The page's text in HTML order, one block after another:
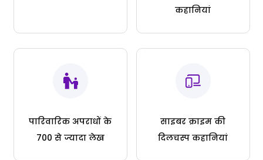
कहानियां
पारिवारिक अपराधों के
700 से ज्यादा लेख
साइबर क्राइम की
दिलचस्प कहानियां